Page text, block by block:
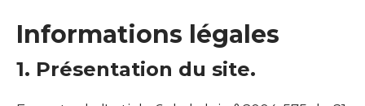
Informations légales
1. Présentation du site.